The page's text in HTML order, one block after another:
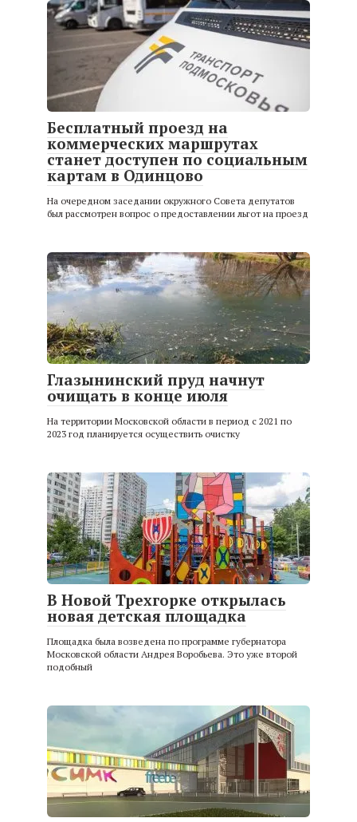
Бесплатный проезд на
коммерческих маршрутах
станет доступен по социальным
картам в Одинцово
На очередном заседании окружного Совета депутатов
был рассмотрен вопрос о предоставлении льгот на проезд
Глазынинский пруд начнут
очищать в конце июля
На территории Московской области в период с 2021 по
2023 год планируется осуществить очистку
В Новой Трехгорке открылась
новая детская площадка
Площадка была возведена по программе губернатора
Московской области Андрея Воробьева. Это уже второй
подобный